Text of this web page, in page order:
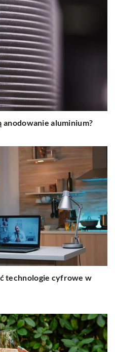
anodowanie aluminium?
technologie cyfrowe w